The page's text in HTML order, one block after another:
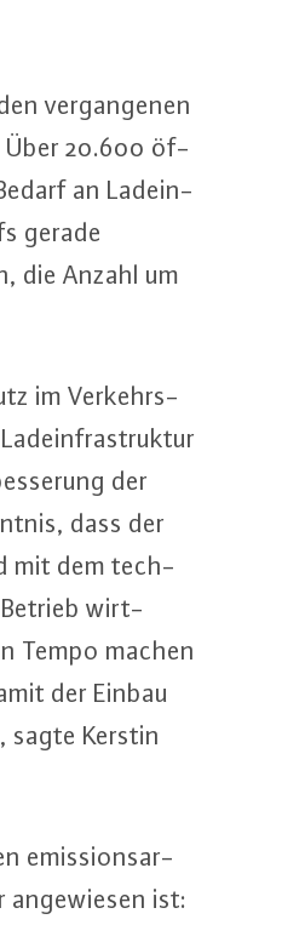
ver­gan­ge­nen
Über 20.600 öf­
an Lad­ein­
gerade
die Anzahl um
im Ver­kehrs­
der
dass der
mit dem tech­
Betrieb wirt­
Tempo machen
der Einbau
sagte Kerstin
emis­si­ons­ar­
an­ge­wie­sen ist: